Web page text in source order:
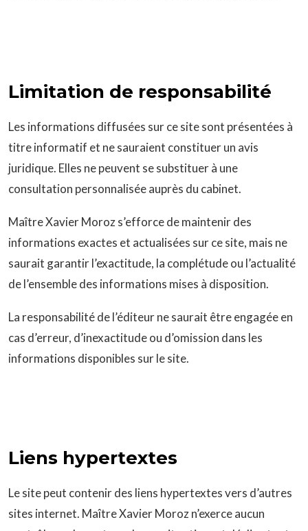
Limitation de responsabilité
Les informations diffusées sur ce site sont présentées à
titre informatif et ne sauraient constituer un avis
juridique. Elles ne peuvent se substituer à une
consultation personnalisée auprès du cabinet.
Maître Xavier Moroz s’efforce de maintenir des
informations exactes et actualisées sur ce site, mais ne
saurait garantir l’exactitude, la complétude ou l’actualité
de l’ensemble des informations mises à disposition.
La responsabilité de l’éditeur ne saurait être engagée en
cas d’erreur, d’inexactitude ou d’omission dans les
informations disponibles sur le site.
Liens hypertextes
Le site peut contenir des liens hypertextes vers d’autres
sites internet. Maître Xavier Moroz n’exerce aucun